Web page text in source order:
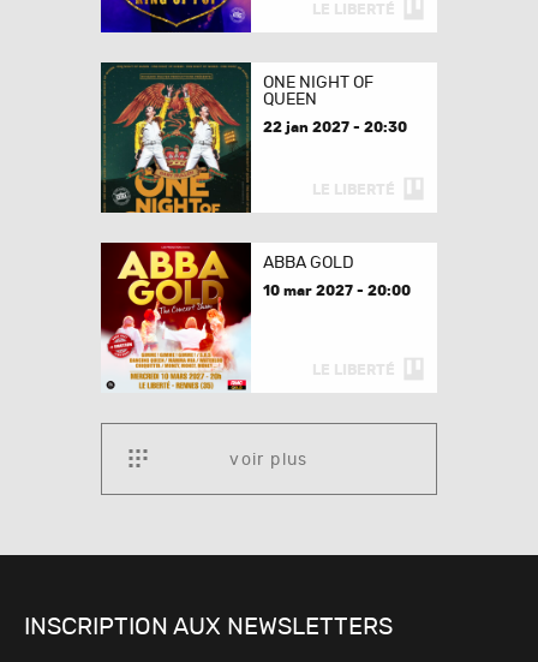
LE LIBERTÉ
ONE NIGHT OF
QUEEN
22 jan 2027 - 20:30
LE LIBERTÉ
ABBA GOLD
10 mar 2027 - 20:00
LE LIBERTÉ
voir plus
INSCRIPTION AUX NEWSLETTERS